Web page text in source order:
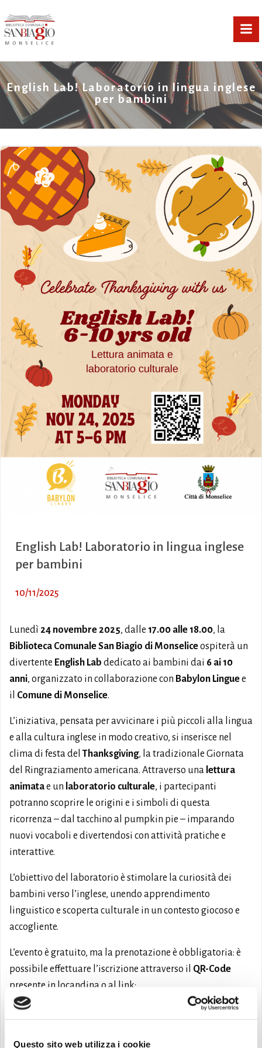
Questo sito web utilizza i cookie
English Lab! Laboratorio in lingua inglese
per bambini
English Lab! Laboratorio in lingua inglese
per bambini
10/11/2025
Lunedì 24 novembre 2025, dalle 17.00 alle 18.00, la
Biblioteca Comunale San Biagio di Monseliceospiterà un
divertente English Lab dedicato ai bambini dai 6 ai 10
anni, organizzato in collaborazione con Babylon Linguee
il Comune di Monselice.
L’iniziativa, pensata per avvicinare i più piccoli alla lingua
e alla cultura inglese in modo creativo, si inserisce nel
clima di festa del Thanksgiving, la tradizionale Giornata
del Ringraziamento americana. Attraverso una lettura
animatae un laboratorio culturale, i partecipanti
potranno scoprire le origini e i simboli di questa
ricorrenza – dal tacchino al pumpkin pie – imparando
nuovi vocaboli e divertendosi con attività pratiche e
interattive.
L’obiettivo del laboratorio è stimolare la curiosità dei
bambini verso l’inglese, unendo apprendimento
linguistico e scoperta culturale in un contesto giocoso e
accogliente.
L’evento è gratuito, ma la prenotazione è obbligatoria: è
possibile effettuare l’iscrizione attraverso il QR-Code
presente in locandina o al link:
https://forms.gle/RqaACa3qUgDAWyHJ9
insieme il Thanksgiving in perfetto stile anglosassone!